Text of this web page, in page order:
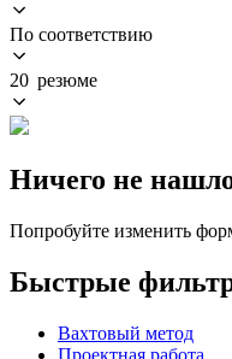
По соответствию
20 резюме
Ничего не
Попробуйте изменить
Быстрые
Вахтовый метод
Проектная работа